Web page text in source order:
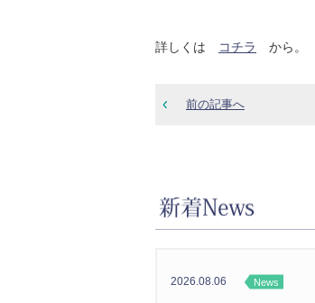
詳しくは コチラ から。
前の記事へ
2026.08.06 News